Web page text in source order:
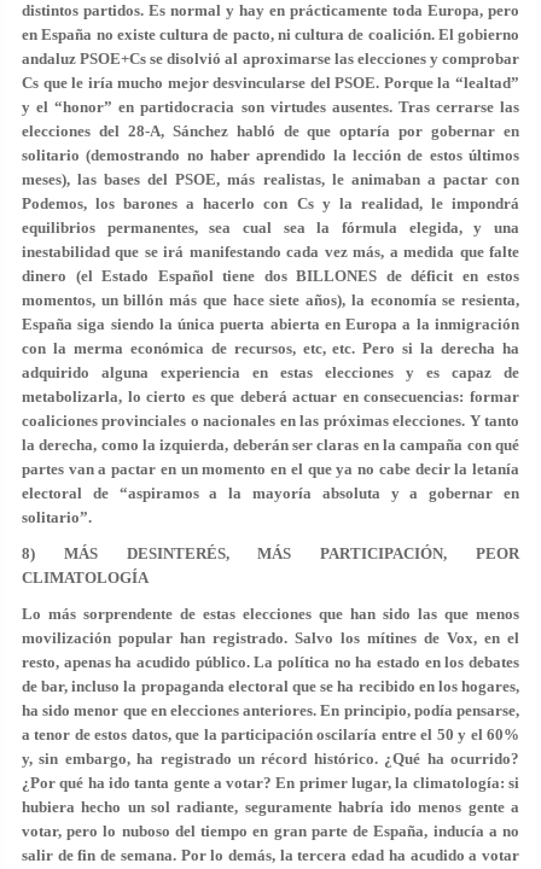
distintos partidos. Es normal y hay en prácticamente toda Europa, pero
en España no existe cultura de pacto, ni cultura de coalición. El gobierno
andaluz PSOE+Cs se disolvió al aproximarse las elecciones y comprobar
Cs que le iría mucho mejor desvincularse del PSOE. Porque la “lealtad”
y el “honor” en partidocracia son virtudes ausentes. Tras cerrarse las
elecciones del 28-A, Sánchez habló de que optaría por gobernar en
solitario (demostrando no haber aprendido la lección de estos últimos
meses), las bases del PSOE, más realistas, le animaban a pactar con
Podemos, los barones a hacerlo con Cs y la realidad, le impondrá
equilibrios permanentes, sea cual sea la fórmula elegida, y una
inestabilidad que se irá manifestando cada vez más, a medida que falte
dinero (el Estado Español tiene dos BILLONES de déficit en estos
momentos, un billón más que hace siete años), la economía se resienta,
España siga siendo la única puerta abierta en Europa a la inmigración
con la merma económica de recursos, etc, etc. Pero si la derecha ha
adquirido alguna experiencia en estas elecciones y es capaz de
metabolizarla, lo cierto es que deberá actuar en consecuencias: formar
coaliciones provinciales o nacionales en las próximas elecciones. Y tanto
la derecha, como la izquierda, deberán ser claras en la campaña con qué
partes van a pactar en un momento en el que ya no cabe decir la letanía
electoral de “aspiramos a la mayoría absoluta y a gobernar en
solitario”.
8) MÁS DESINTERÉS, MÁS PARTICIPACIÓN, PEOR
CLIMATOLOGÍA
Lo más sorprendente de estas elecciones que han sido las que menos
movilización popular han registrado. Salvo los mítines de Vox, en el
resto, apenas ha acudido público. La política no ha estado en los debates
de bar, incluso la propaganda electoral que se ha recibido en los hogares,
ha sido menor que en elecciones anteriores. En principio, podía pensarse,
a tenor de estos datos, que la participación oscilaría entre el 50 y el 60%
y, sin embargo, ha registrado un récord histórico. ¿Qué ha ocurrido?
¿Por qué ha ido tanta gente a votar? En primer lugar, la climatología: si
hubiera hecho un sol radiante, seguramente habría ido menos gente a
votar, pero lo nuboso del tiempo en gran parte de España, inducía a no
salir de fin de semana. Por lo demás, la tercera edad ha acudido a votar